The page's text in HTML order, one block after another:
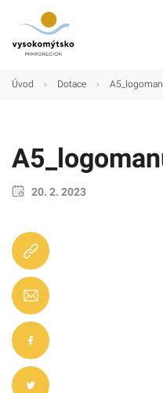
Úvod › Dotace ›
20. 2. 2023
Úvod
Turistické cíle
Kontakt